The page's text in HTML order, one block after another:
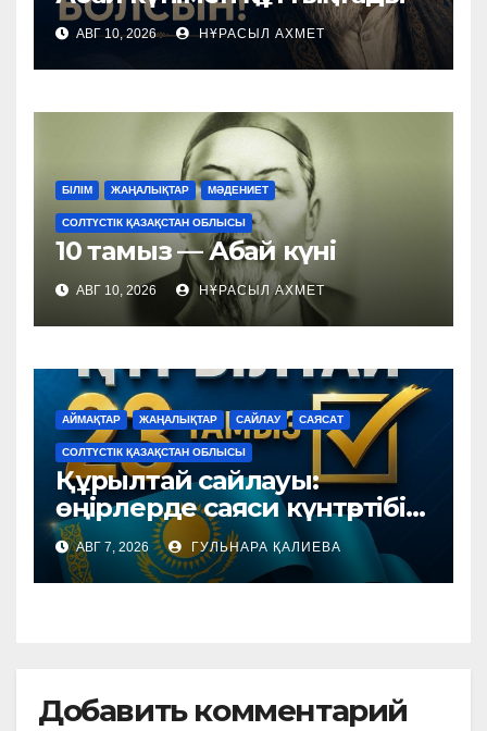
АВГ 10, 2026 НҰРАСЫЛ АХМЕТ
БІЛІМ ЖАҢАЛЫҚТАР МӘДЕНИЕТ
СОЛТҮСТІК ҚАЗАҚСТАН ОБЛЫСЫ
10 тамыз — Абай күні
АВГ 10, 2026 НҰРАСЫЛ АХМЕТ
АЙМАҚТАР ЖАҢАЛЫҚТАР САЙЛАУ САЯСАТ
СОЛТҮСТІК ҚАЗАҚСТАН ОБЛЫСЫ
Құрылтай сайлауы:
өңірлерде саяси күнтәртібі
қалай түзіледі?
АВГ 7, 2026 ГУЛЬНАРА ҚАЛИЕВА
Добавить комментарий